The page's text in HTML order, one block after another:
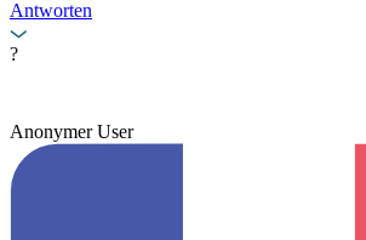
Antworten
?
Anonymer User